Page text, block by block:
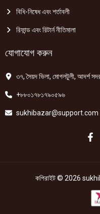
বিধি-নিষেধ এবং শর্তাবলী
রিফান্ড এবং রিটার্ন নীতিমালা
যোগাযোগ করুন
৩৭, সৈয়দ ভিলা, মোগলটুলী, আদর্শ
+৮৮০১৭৮১৭৯০৫৯৬
sukhibazar@support.com
কপিরাইট © 2026